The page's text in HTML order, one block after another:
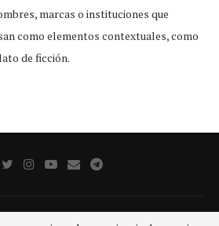
marcas o instituciones que
como elementos contextuales, como
de ficción.